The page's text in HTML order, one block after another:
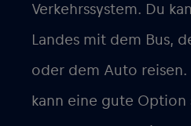
Verkehrssystem. Du
Landes mit dem Bus,
oder dem Auto reisen.
kann eine gute Option